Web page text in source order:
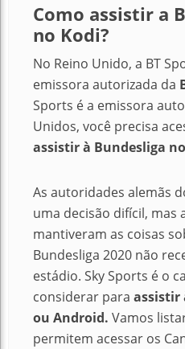
Como assistir a
no Kodi?
No Reino Unido, a BT
emissora autorizada da
Sports é a emissora
Unidos, você precisa
assistirà Bundesliga
As autoridades alemãs
uma decisão difícil, mas
mantiveram as coisas
Bundesliga 2020 não
estádio. Sky Sports é o
considerar para assistir
ou Android. Vamos
permitem acessar os